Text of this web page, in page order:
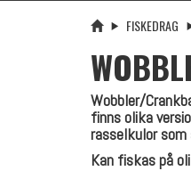
FISKEDRAG
Wobbler/
finns olika
rasselkulor
Kan fiskas på